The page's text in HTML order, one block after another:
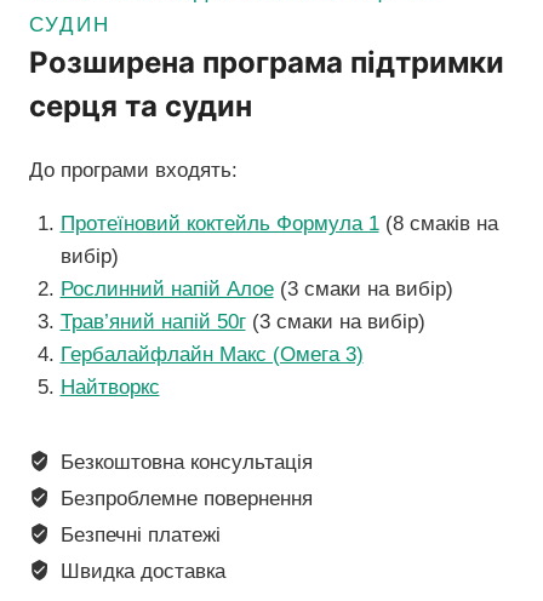
СУДИН
Розширена програма підтримки
серця та судин
До програми входять:
Протеїновий коктейль Формула 1(8 смаків на
вибір)
Рослинний напій Алое(3 смаки на вибір)
Трав’яний напій 50г(3 смаки на вибір)
Гербалайфлайн Макс (Омега 3)
Найтворкс
Безкоштовна консультація
Безпроблемне повернення
Безпечні платежі
Швидка доставка